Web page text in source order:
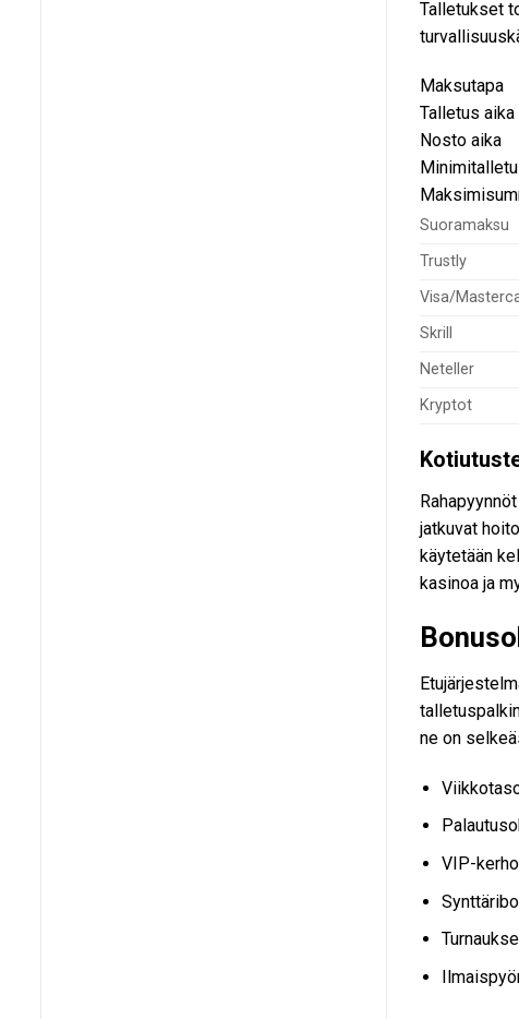
Talletukset
Maksutapa
Talletus aika
Nosto aika
Suoramaksu
Trustly
Visa/
Skrill
Neteller
Kryptot
jatkuvat
käytetään
kasinoa ja
ne on
VIP-